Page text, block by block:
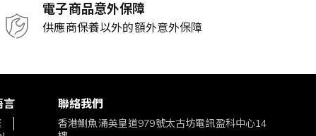
電子商品意外保障
供應商保養以外的額外意外保障
言 聯絡我們
香港鰂魚涌英皇道979號太古坊電訊盈科中心14